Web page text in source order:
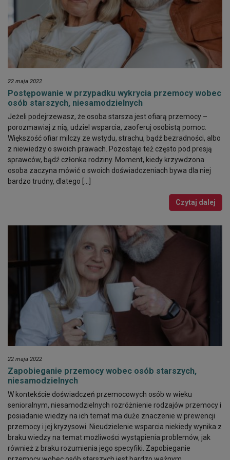
22 maja 2022
Postępowanie w przypadku wykrycia przemocy wobec
osób starszych, niesamodzielnych
Jeżeli podejrzewasz, że osoba starsza jest ofiarą przemocy –
porozmawiaj z nią, udziel wsparcia, zaoferuj osobistą pomoc.
Większość ofiar milczy ze wstydu, strachu, bądź bezradności, albo
z niewiedzy o swoich prawach. Pozostaje też często pod presją
sprawców, bądź członka rodziny. Moment, kiedy krzywdzona
osoba zaczyna mówić o swoich doświadczeniach bywa dla niej
bardzo trudny, dlatego […]
Czytaj dalej
22 maja 2022
Zapobieganie przemocy wobec osób starszych,
niesamodzielnych
W kontekście doświadczeń przemocowych osób w wieku
senioralnym, niesamodzielnych rozróżnienie rodzajów przemocy i
posiadanie wiedzy na ich temat ma duże znaczenie w prewencji
przemocy i jej kryzysowi. Nieudzielenie wsparcia niekiedy wynika z
braku wiedzy na temat możliwości wystąpienia problemów, jak
również z braku rozumienia jego specyfiki. Zapobieganie